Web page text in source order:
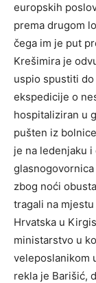
europskih
prema drugom
čega im je put
Krešimira je
uspio spustiti
ekspedicije o
hospitaliziran u
pušten iz
je na ledenjaku
zbog noći
tragali na
Hrvatska u
ministarstvo u
veleposlanikom
rekla je Barišić,